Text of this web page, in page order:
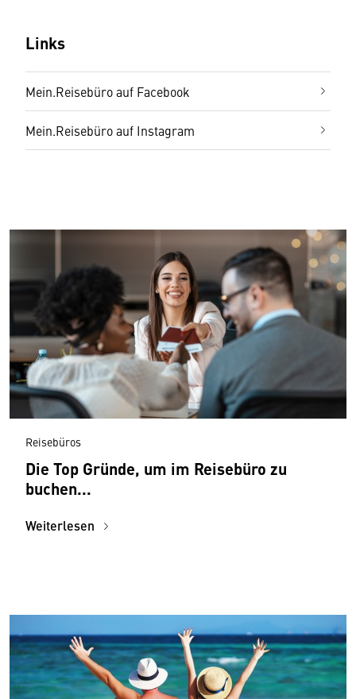
Links
Mein.Reisebüro auf Facebook
Mein.Reisebüro auf Instagram
Reisebüros
Die Top Gründe, um im Reisebüro zu
buchen...
Weiterlesen